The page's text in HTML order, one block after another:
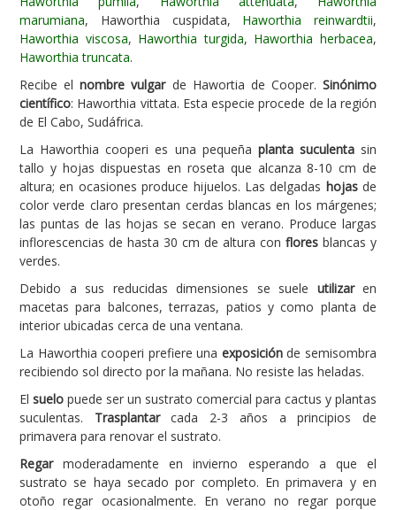
Fotos
Flores y Plantas
Árboles y Palmeras
Arbustos y Trepadoras
Cactus y Suculentas
marumiana, Haworthia cuspidata, Haworthia reinwardtii,
Haworthia viscosa, Haworthia turgida, Haworthia herbacea,
Haworthia truncata.
Recibe elnombre vulgarde Hawortia de Cooper. Sinónimo
científico: Haworthia vittata. Esta especie procede de la región
de El Cabo, Sudáfrica.
La Haworthia cooperi es una pequeña planta suculentasin
tallo y hojas dispuestas en roseta que alcanza 8-10 cm de
altura; en ocasiones produce hijuelos. Las delgadas hojasde
color verde claro presentan cerdas blancas en los márgenes;
las puntas de las hojas se secan en verano. Produce largas
inflorescencias de hasta 30 cm de altura con flores blancas y
verdes.
Debido a sus reducidas dimensiones se suele utilizaren
macetas para balcones, terrazas, patios y como planta de
interior ubicadas cerca de una ventana.
La Haworthia cooperi prefiere una exposiciónde semisombra
recibiendo sol directo por la mañana. No resiste las heladas.
El suelo puede ser un sustrato comercial para cactus y plantas
suculentas. Trasplantarcada 2-3 años a principios de
primavera para renovar el sustrato.
Regarmoderadamente en invierno esperando a que el
sustrato se haya secado por completo. En primavera y en
otoño regar ocasionalmente. En verano no regar porque